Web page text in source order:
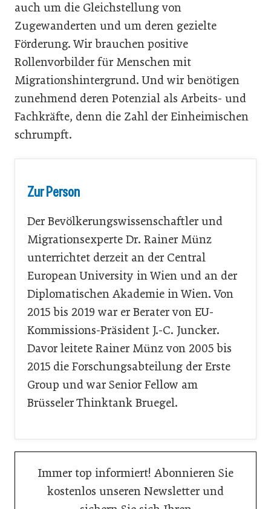
auch um die Gleichstellung von
Zugewanderten und um deren gezielte
Förderung. Wir brauchen positive
Rollenvorbilder für Menschen mit
Migrationshintergrund. Und wir benötigen
zunehmend deren Potenzial als Arbeits- und
Fachkräfte, denn die Zahl der Einheimischen
schrumpft.
Zur Person
Der Bevölkerungswissenschaftler und
Migrationsexperte Dr. Rainer Münz
unterrichtet derzeit an der Central
European University in Wien und an der
Diplomatischen Akademie in Wien. Von
2015 bis 2019 war er Berater von EU-
Kommissions-Präsident J.-C. Juncker.
Davor leitete Rainer Münz von 2005 bis
2015 die Forschungsabteilung der Erste
Group und war Senior Fellow am
Brüsseler Thinktank Bruegel.
Immer top informiert! Abonnieren Sie
kostenlos unseren Newsletter und